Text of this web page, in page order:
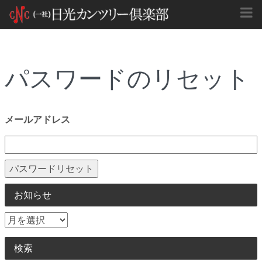
パスワードのリセット
メールアドレス
お知らせ
検索